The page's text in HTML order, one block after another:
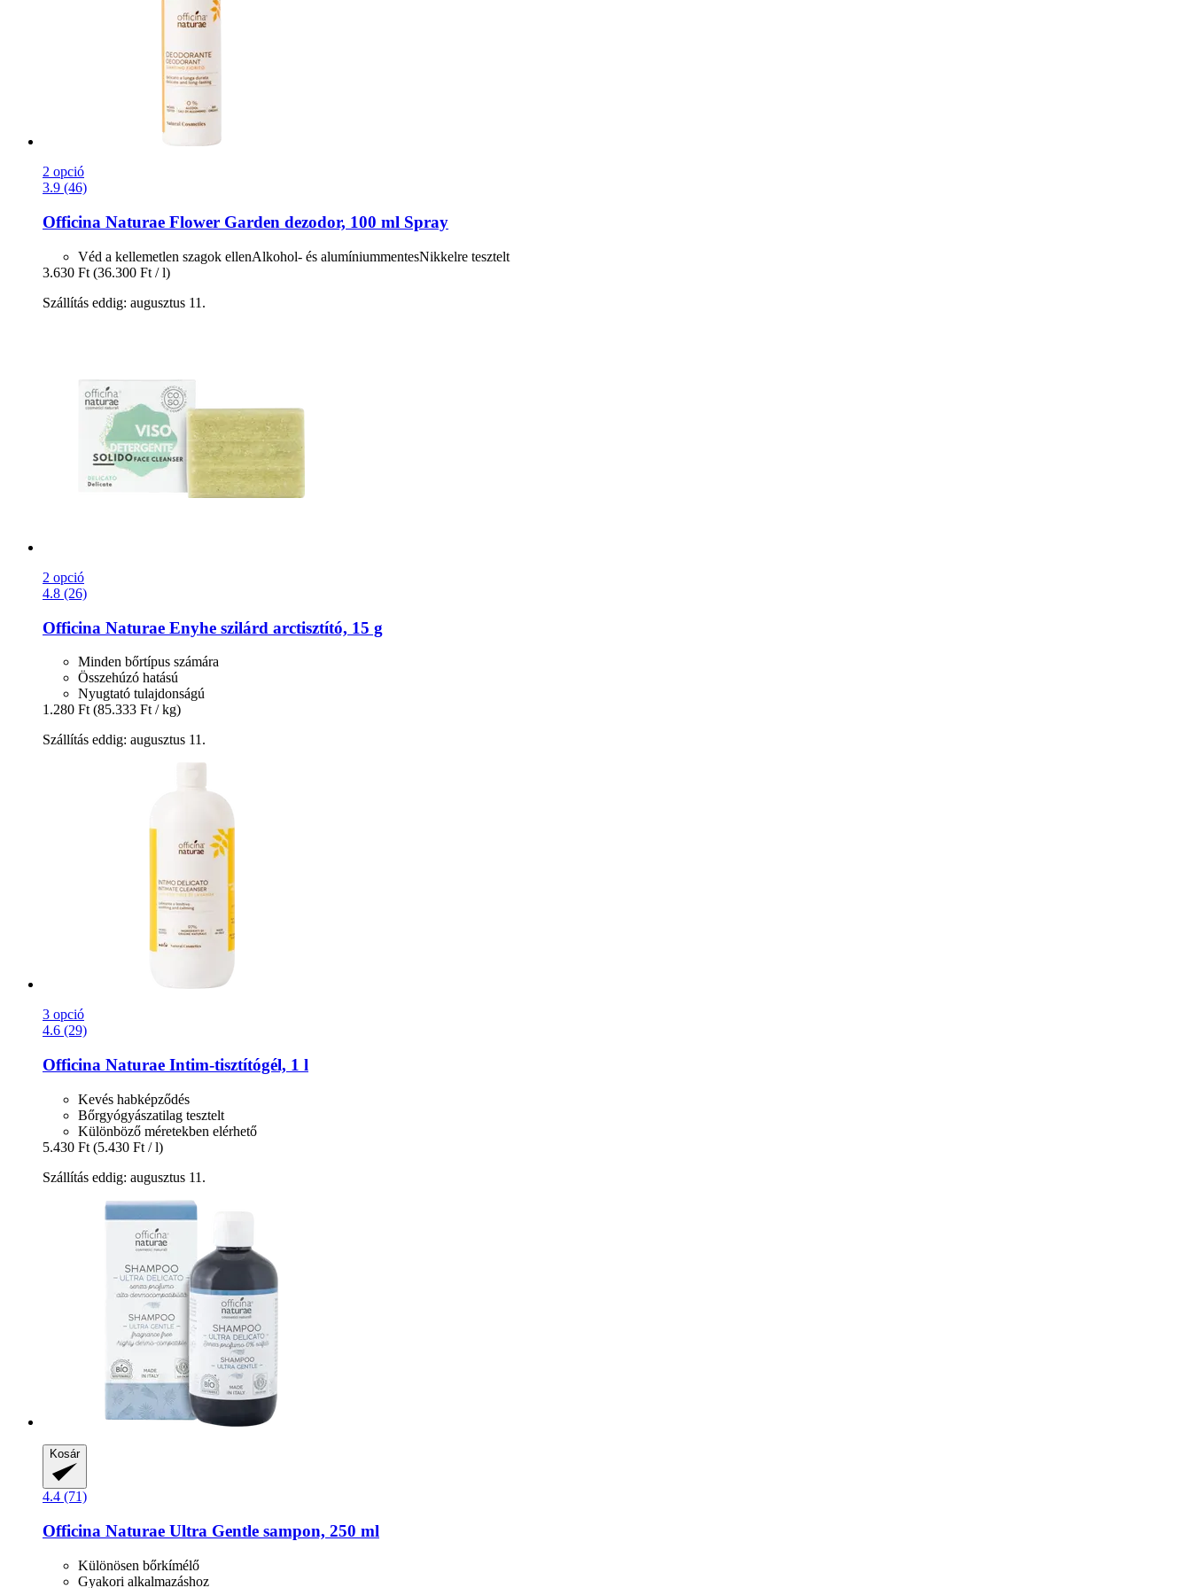
2 opció
3.9 (46)
Officina Naturae Flower Garden dezodor, 100 ml Spray
Véd a kellemetlen szagok ellenAlkohol- és alumíniummentesNikkelre tesztelt
3.630 Ft (36.300 Ft / l)
Szállítás eddig: augusztus 11.
2 opció
4.8 (26)
Officina Naturae Enyhe szilárd arctisztító, 15 g
Minden bőrtípus számára
Összehúzó hatású
Nyugtató tulajdonságú
1.280 Ft (85.333 Ft / kg)
Szállítás eddig: augusztus 11.
3 opció
4.6 (29)
Officina Naturae Intim-​tisztítógél, 1 l
Kevés habképződés
Bőrgyógyászatilag tesztelt
Különböző méretekben elérhető
5.430 Ft (5.430 Ft / l)
Szállítás eddig: augusztus 11.
Kosár
4.4 (71)
Officina Naturae Ultra Gentle sampon, 250 ml
Különösen bőrkímélő
Gyakori alkalmazáshoz